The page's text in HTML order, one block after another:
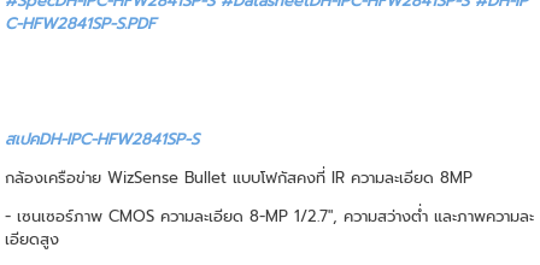
C-HFW2841SP-S.PDF
สเปคDH-IPC-HFW2841SP-S
กล้องเครือข่าย WizSense Bullet แบบโฟกัสคงที่ IR ความละเอียด 8MP
- เซนเซอร์ภาพ CMOS ความละเอียด 8-MP 1/2.7", ความสว่างต่ำ และภาพความละ
เอียดสูง